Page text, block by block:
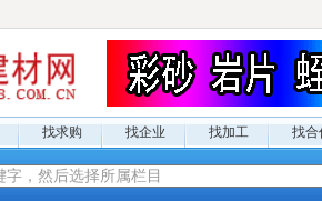
找求购 找企业 找加工 找合